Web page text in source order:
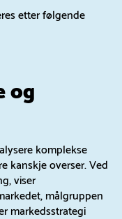
etter følgende
og
komplekse
kanskje overser. Ved
viser
målgruppen
markedsstrategi